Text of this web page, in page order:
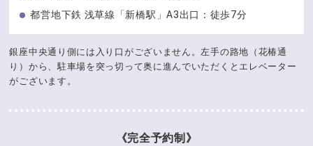
都営地下鉄 浅草線「新橋駅」A3出口：徒歩7分
銀座中央通り側には入り口がございません。左手の路地（花椿通
り）から、駐車場を突っ切って奥に進んでいただくとエレベーター
がございます。
《完全予約制》